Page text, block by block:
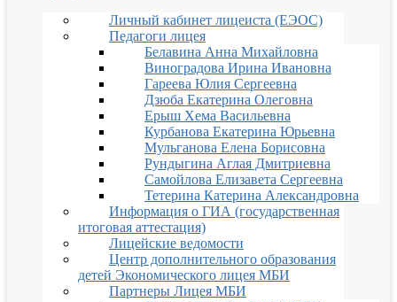
Личный кабинет лицеиста (ЕЭОС)
Педагоги лицея
Белавина Анна Михайловна
Виноградова Ирина Ивановна
Гареева Юлия Сергеевна
Дзюба Екатерина Олеговна
Ерыш Хема Васильевна
Курбанова Екатерина Юрьевна
Мульганова Елена Борисовна
Рундыгина Аглая Дмитриевна
Самойлова Елизавета Сергеевна
Тетерина Катерина Александровна
Информация о ГИА (государственная
итоговая аттестация)
Лицейские ведомости
Центр дополнительного образования
детей Экономического лицея МБИ
Партнеры Лицея МБИ